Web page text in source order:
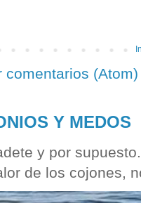
comentarios (Atom)
Y MEDOS
y por
de los cojones,